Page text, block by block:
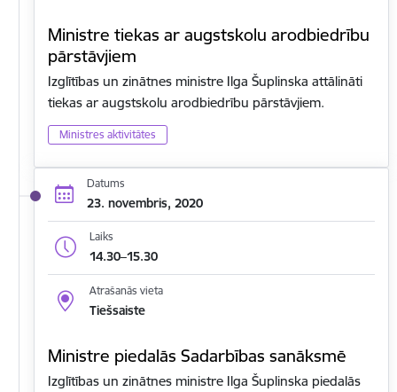
Ministre tiekas ar augstskolu arodbiedrību
pārstāvjiem
Izglītības un zinātnes ministre Ilga Šuplinska attālināti
tiekas ar augstskolu arodbiedrību pārstāvjiem.
Ministres aktivitātes
Datums
23. novembris, 2020
Laiks
14.30–15.30
Atrašanās vieta
Tiešsaiste
Ministre piedalās Sadarbības sanāksmē
Izglītības un zinātnes ministre Ilga Šuplinska piedalās